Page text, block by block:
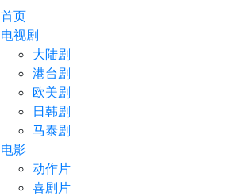
首页
电视剧
大陆剧
港台剧
欧美剧
日韩剧
马泰剧
电影
动作片
喜剧片